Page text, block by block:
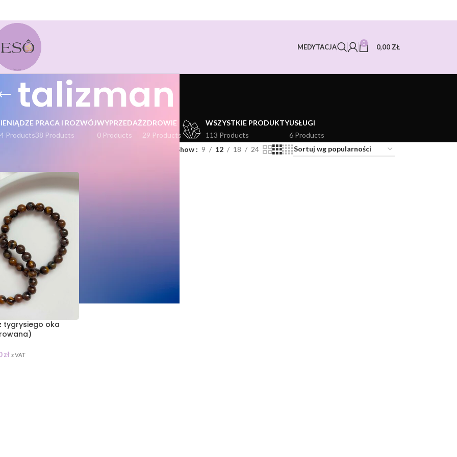
MEDYTACJA 0 0,00 ZŁ
talizman
Products
PRACA I ROZWÓJ
38 Products
WYPRZEDAŻ
0 Products
ZDROWIE
29 Products
WSZYSTKIE PRODUKTY
113 Products
USŁUGI
6 Products
Show 9 12 18 24
tygrysiego oka
zł z VAT